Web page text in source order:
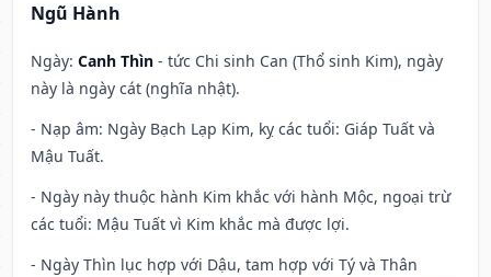
Ngũ Hành
Ngày: Canh Thìn - tức Chi sinh Can (Thổ sinh Kim), ngày
này là ngày cát (nghĩa nhật).
- Nạp âm: Ngày Bạch Lạp Kim, kỵ các tuổi: Giáp Tuất và
Mậu Tuất.
- Ngày này thuộc hành Kim khắc với hành Mộc, ngoại trừ
các tuổi: Mậu Tuất vì Kim khắc mà được lợi.
- Ngày Thìn lục hợp với Dậu, tam hợp với Tý và Thân